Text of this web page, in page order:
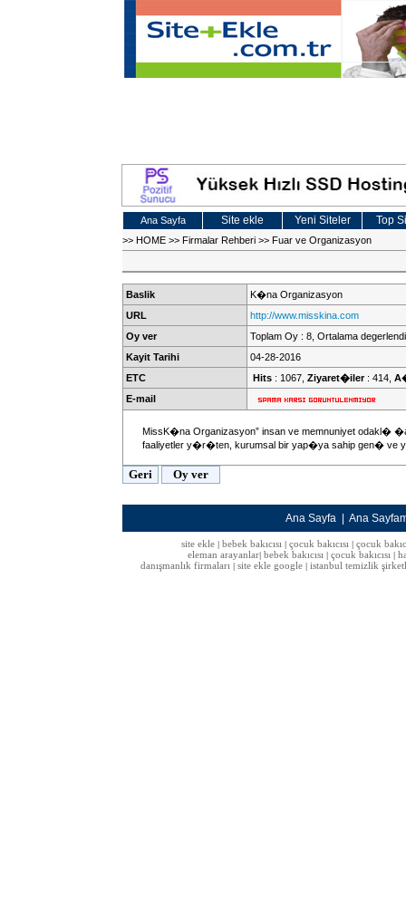
Ana Sayfa Site ekle Yeni Siteler Top
>> HOME >> Firmalar Rehberi >> Fuar ve Organizasyon
Baslik
K�na Organizasyon
URL
http://www.misskina.com
Oy ver
Toplam Oy : 8, Ortalama
Kayit Tarihi
04-28-2016
ETC
Hits : 1067, Ziyaret�iler: 414,
E-mail
MissK�na Organizasyon” insan ve memnuniyet
faaliyetler y�r�ten, kurumsal bir yap�ya sahip gen� ve
Ana Sayfa Ana
site ekle| bebek bakıcısı| çocuk bakıcısı| çocuk
eleman arayanlar bebek bakıcısı çocuk bakıcısı
danışmanlık firmaları
site ekle google istanbul temizlik